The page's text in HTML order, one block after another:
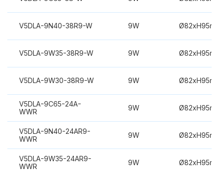
V5DLA-9N40-38R9-W 9W
V5DLA-9W35-38R9-W 9W
V5DLA-9W30-38R9-W 9W
V5DLA-9C65-24A-
WWR
9W
V5DLA-9N40-24AR9-
WWR
9W
V5DLA-9W35-24AR9-
WWR
9W